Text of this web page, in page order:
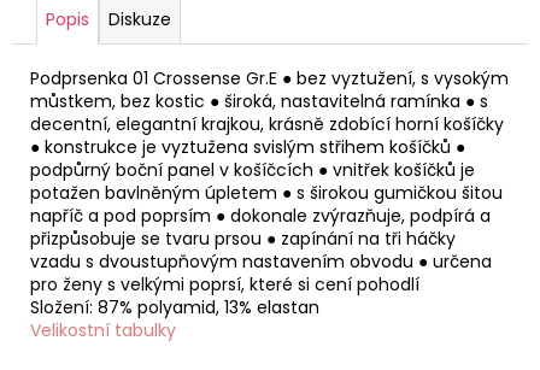
Popis Diskuze
Podprsenka 01 Crossense Gr.E ● bez vyztužení, s vysokým
můstkem, bez kostic ● široká, nastavitelná ramínka ● s
decentní, elegantní krajkou, krásně zdobící horní košíčky
● konstrukce je vyztužena svislým střihem košíčků ●
podpůrný boční panel v košíčcích ● vnitřek košíčků je
potažen bavlněným úpletem ● s širokou gumičkou šitou
napříč a pod poprsím ● dokonale zvýrazňuje, podpírá a
přizpůsobuje se tvaru prsou ● zapínání na tři háčky
vzadu s dvoustupňovým nastavením obvodu ● určena
pro ženy s velkými poprsí, které si cení pohodlí
Složení: 87% polyamid, 13% elastan
Velikostní tabulky